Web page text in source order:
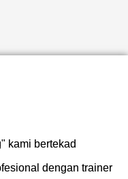
kami bertekad
dengan trainer